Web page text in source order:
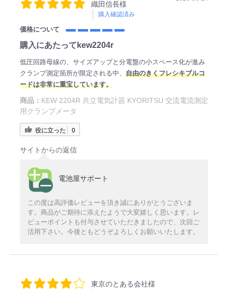
織田信長様
購入確認済み
価格について
購入にあたってkew2204r
低圧回路母線の、サイズアップと分電盤の小スペース化が進み
クランプ測定箇所が限定される中、 自由のきくフレシキブルコ
ードは非常に重宝しています。
商品： KEW 2204R 共立電気計器 KYORITSU 交流電流測定
用クランプメータ
役に立った 0
サイトからの返信
電池屋サポート
この度は高評価レビューを頂き誠にありがとうございま
す。商品がご期待に添えたようで大変嬉しく思います。レ
ビューポイントも付与させていただきましたので、次回ご
活用下さい。今後ともどうぞよろしくお願いいたします。
東京のとある会社様